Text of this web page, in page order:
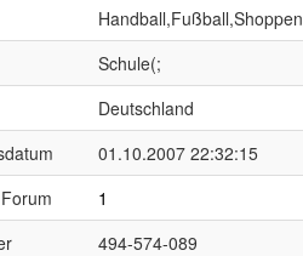
Schule(;
Deutschland
01.10.2007 22:32:15
1
494-574-089